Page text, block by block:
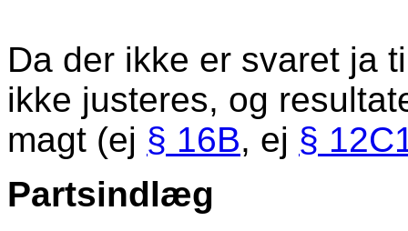
Da der ikke er svaret ja
ikke justeres, og
magt (ej § 16B, ej §
Partsindlæg